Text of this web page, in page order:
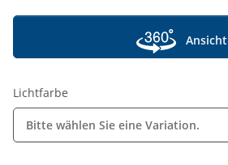
Ansicht
Lichtfarbe
Bitte wählen Sie eine Variation.